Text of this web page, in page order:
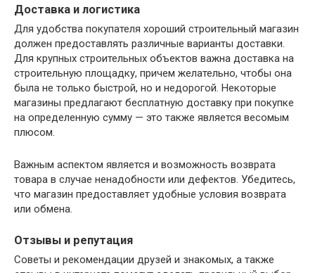
Доставка и логистика
Для удобства покупателя хороший строительный магазин
должен предоставлять различные варианты доставки.
Для крупных строительных объектов важна доставка на
строительную площадку, причем желательно, чтобы она
была не только быстрой, но и недорогой. Некоторые
магазины предлагают бесплатную доставку при покупке
на определенную сумму — это также является весомым
плюсом.
Важным аспектом является и возможность возврата
товара в случае ненадобности или дефектов. Убедитесь,
что магазин предоставляет удобные условия возврата
или обмена.
Отзывы и репутация
Советы и рекомендации друзей и знакомых, а также